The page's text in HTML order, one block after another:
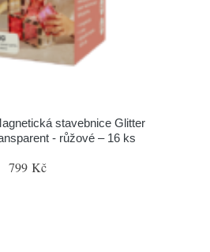
stavebnice Glitter
- růžové – 16 ks
799 Kč